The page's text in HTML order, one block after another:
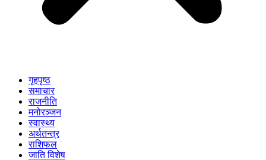
गृहपृष्ठ
समाचार
राजनीति
मनोरञ्जन
स्वास्थ्य
अर्थतन्त्र
राशिफल
जाति विशेष